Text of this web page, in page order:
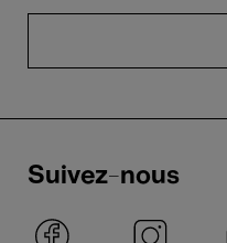
Suivez-nous